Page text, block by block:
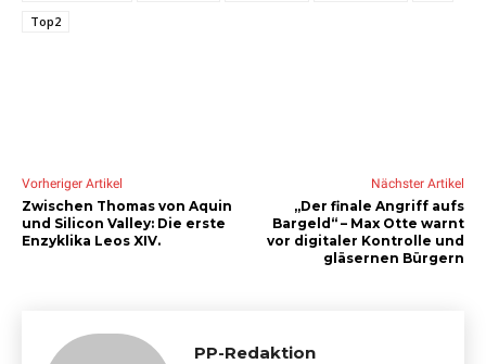
Top2
Vorheriger Artikel
Zwischen Thomas von Aquin
und Silicon Valley: Die erste
Enzyklika Leos XIV.
Nächster Artikel
„Der finale Angriff aufs
Bargeld“ – Max Otte warnt
vor digitaler Kontrolle und
gläsernen Bürgern
PP-Redaktion